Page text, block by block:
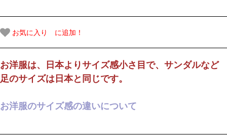
お気に入り に追加！
お洋服は、日本よりサイズ感小さ目で、サンダルなど
足のサイズは日本と同じです。
お洋服のサイズ感の違いについて